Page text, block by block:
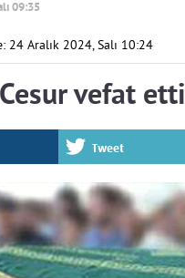
09:35
24 Aralık 2024, Salı 10:24
vefat etti
Tweet